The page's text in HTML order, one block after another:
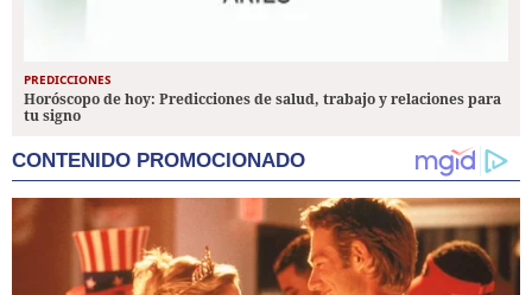
PREDICCIONES
Horóscopo de hoy: Predicciones de salud, trabajo y relaciones para
tu signo
CONTENIDO PROMOCIONADO